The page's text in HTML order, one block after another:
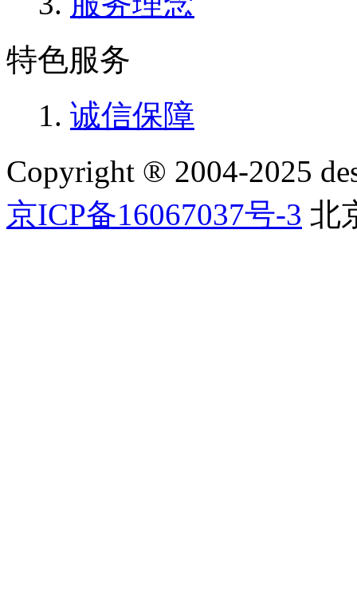
特色服务
诚信保障
Copyright ® 2004-2025
京ICP备16067037号-3 北